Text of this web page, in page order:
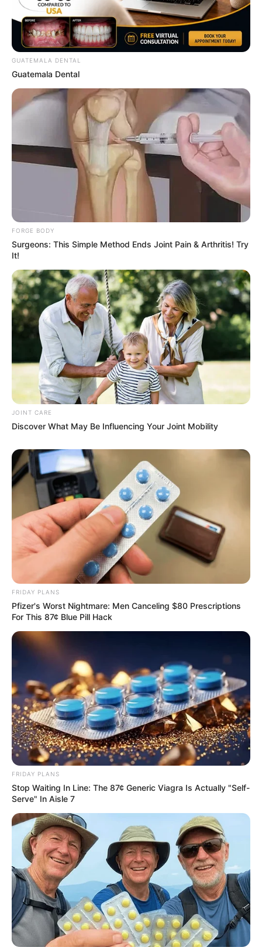
ไทย
HOROLiveดูดวงสดบนมือถือ ทุกที่ทุกเวลา กับหมอดู
คุณภาพที่เราคัดสรรมาแล้ว
หมอดูอารมณ์ดีมีเพียบ ดาวน์โหลดเลย
http://bit.ly/2OeDz8r
รายละเอียดเพิ่มเติมhttps://live.horolive.com/
ความเชื่อโบราณ งานแต่งงาน ฤกษ์แต่งงาน อ.รักษ์
ABOUT THE AUTHOR
เจ้าหมอดู
เนื้อหาที่ได้รับการโปรโมต
CVS Hides This $1 Generic Viagra - Here's The
Aisle It's Really In.
FRIDAY PLANS
Think Your Crush Doesn't Notice You? Think Again
BRAINBERRIES
Looking For Extra Income Online?
GUATEMALA DENTAL
Guatemala Dental
FORGE BODY
Surgeons: This Simple Method Ends Joint Pain & Arthritis! Try
It!
JOINT CARE
Discover What May Be Influencing Your Joint Mobility
FRIDAY PLANS
Pfizer's Worst Nightmare: Men Canceling $80 Prescriptions
For This 87¢ Blue Pill Hack
FRIDAY PLANS
Stop Waiting In Line: The 87¢ Generic Viagra Is Actually "Self-
Serve" In Aisle 7